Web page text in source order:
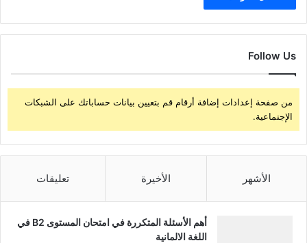
Follow Us
من صفحة إعدادات إضافة أرقام قم بتعيين بيانات حساباتك على الشبكات
الإجتماعية.
الأشهر الأخيرة تعليقات
أهم الأسئلة المتكررة في امتحان المستوى B2 في
اللغة الالمانية